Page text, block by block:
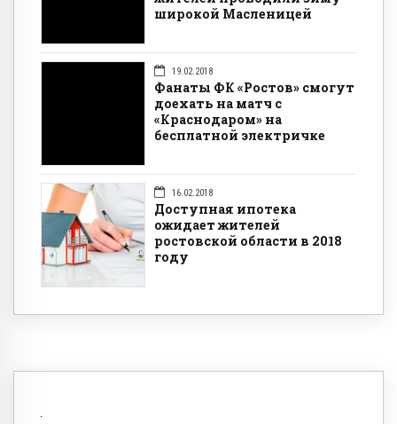
широкой Масленицей
19.02.2018
Фанаты ФК «Ростов» смогут
доехать на матч с
«Краснодаром» на
бесплатной электричке
16.02.2018
Доступная ипотека
ожидает жителей
ростовской области в 2018
году